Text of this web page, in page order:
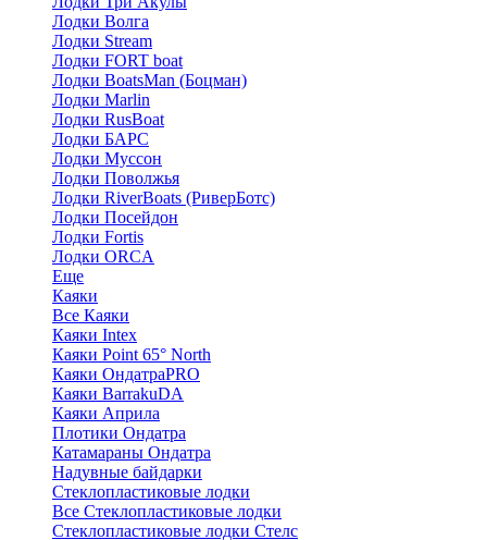
Лодки Волга
Лодки Stream
Лодки FORT boat
Лодки BoatsMan (Боцман)
Лодки Marlin
Лодки RusBoat
Лодки БАРС
Лодки Муссон
Лодки Поволжья
Лодки RiverBoats (РиверБотс)
Лодки Посейдон
Лодки Fortis
Лодки ORCA
Еще
Каяки
Все Каяки
Каяки Intex
Каяки Point 65° North
Каяки ОндатраPRO
Каяки BarrakuDA
Каяки Априла
Плотики Ондатра
Катамараны Ондатра
Надувные байдарки
Стеклопластиковые лодки
Все Стеклопластиковые лодки
Стеклопластиковые лодки Стелс